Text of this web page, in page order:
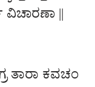
ವಿಚಾರಣಾ ||
ತಾರಾ ಕವಚಂ